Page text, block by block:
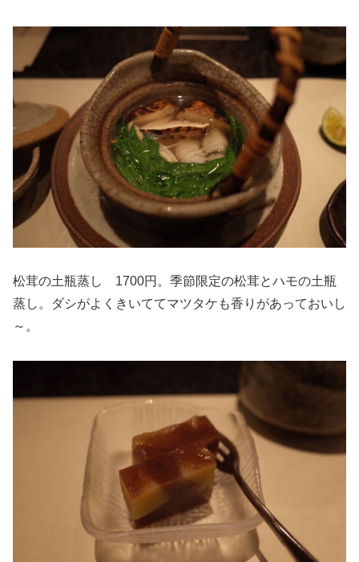
松茸の土瓶蒸し 1700円。季節限定の松茸とハモの土瓶
蒸し。ダシがよくきいててマツタケも香りがあっておいし
～。